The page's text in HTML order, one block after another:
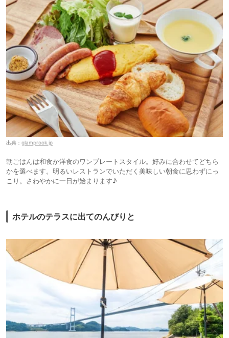
出典： glamprook.jp
朝ごはんは和食か洋食のワンプレートスタイル。好みに合わせてどちら
かを選べます。明るいレストランでいただく美味しい朝食に思わずにっ
こり。さわやかに一日が始まります♪
ホテルのテラスに出てのんびりと